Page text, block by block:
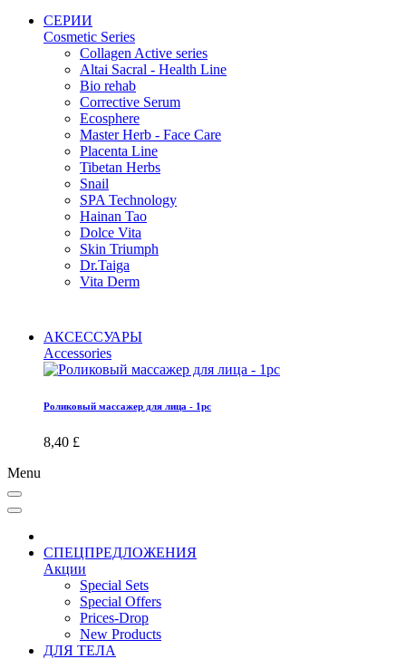
СЕРИИ
Cosmetic Series
Collagen Active series
Altai Sacral - Health Line
Bio rehab
Corrective Serum
Ecosphere
Master Herb - Face Care
Placenta Line
Tibetan Herbs
Snail
SPA Technology
Hainan Tao
Dolce Vita
Skin Triumph
Dr.Taiga
Vita Derm
АКСЕССУАРЫ
Accessories
Роликовый массажер для лица - 1pc
8,40 £
Menu
СПЕЦПРЕДЛОЖЕНИЯ
Акции
Special Sets
Special Offers
Prices-Drop
New Products
ДЛЯ ТЕЛА